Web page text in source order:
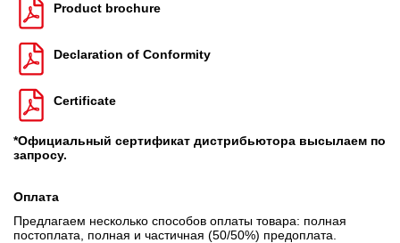
Product brochure
Declaration of Conformity
Certificate
*Официальный сертификат дистрибьютора высылаем по
запросу.
Оплата
Предлагаем несколько способов оплаты товара: полная
постоплата, полная и частичная (50/50%) предоплата.